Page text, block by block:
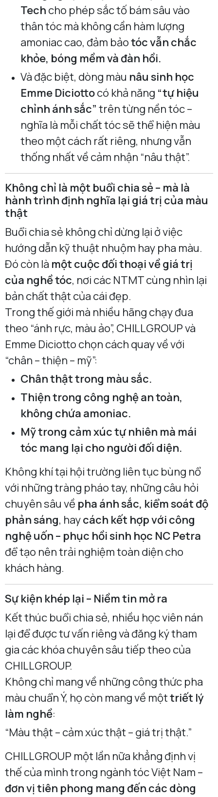
Tech cho phép sắc tố bám sâu vào
thân tóc mà không cần hàm lượng
amoniac cao, đảm bảotóc vẫn chắc
khỏe, bóng mềm và đàn hồi.
Và đặc biệt, dòng màu nâu sinh học
Emme Diciottocó khả năng “tự hiệu
chỉnh ánh sắc” trên từng nền tóc –
nghĩa là mỗi chất tóc sẽ thể hiện màu
theo một cách rất riêng, nhưng vẫn
thống nhất về cảm nhận “nâu thật”.
Không chỉ là một buổi chia sẻ – mà là
hành trình định nghĩa lại giá trị của màu
thật
Buổi chia sẻ không chỉ dừng lại ở việc
hướng dẫn kỹ thuật nhuộm hay pha màu.
Đó còn là một cuộc đối thoại về giá trị
của nghề tóc, nơi các NTMT cùng nhìn lại
bản chất thật của cái đẹp.
Trong thế giới mà nhiều hãng chạy đua
theo “ánh rực, màu ảo”, CHILLGROUP và
Emme Diciotto chọn cách quay về với
“chân – thiện – mỹ”:
Chân thật trong màu sắc.
Thiện trong công nghệ an toàn,
không chứa amoniac.
Mỹ trong cảm xúc tự nhiên mà mái
tóc mang lại cho người đối diện.
Không khí tại hội trường liên tục bùng nổ
với những tràng pháo tay, những câu hỏi
chuyên sâu về pha ánh sắc, kiểm soát độ
phản sáng, haycách kết hợp với công
nghệ uốn – phục hồi sinh học NC Petra
để tạo nên trải nghiệm toàn diện cho
khách hàng.
Sự kiện khép lại – Niềm tin mở ra
Kết thúc buổi chia sẻ, nhiều học viên nán
lại để được tư vấn riêng và đăng ký tham
gia các khóa chuyên sâu tiếp theo của
CHILLGROUP.
Không chỉ mang về những công thức pha
màu chuẩn Ý, họ còn mang về mộttriết lý
làm nghề:
“Màu thật – cảm xúc thật – giá trị thật.”
CHILLGROUP một lần nữa khẳng định vị
thế của mình trong ngành tóc Việt Nam –
đơn vị tiên phong mang đến các dòng